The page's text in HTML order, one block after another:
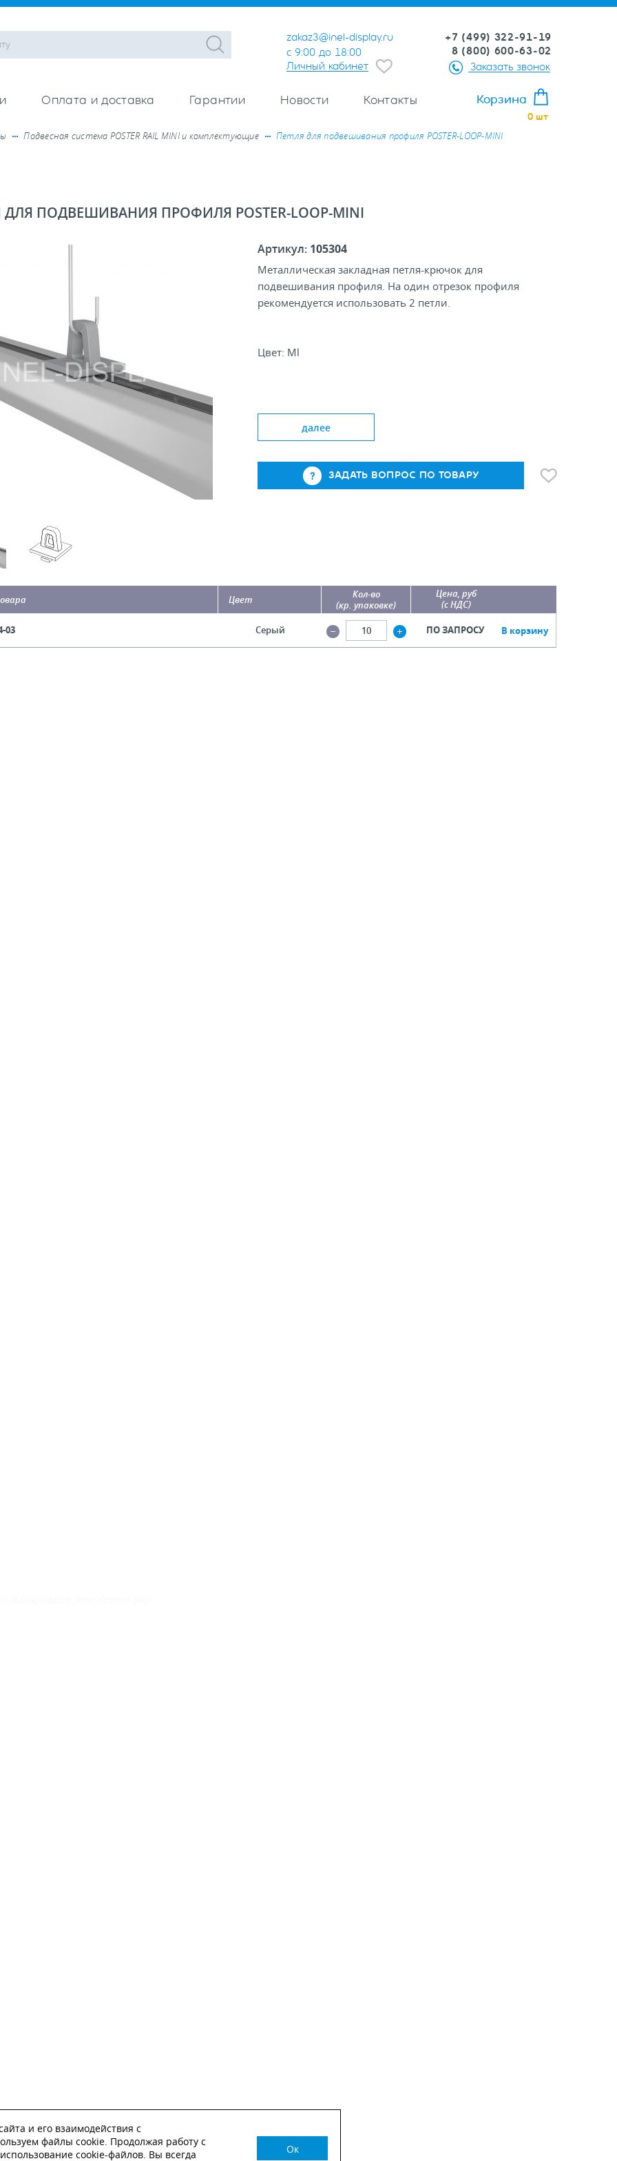
zakaz3@inel-display.ru
с 9:00 до 18:00
Личный кабинет
+7 (499) 322-91-19
8 (800) 600-63-02
Заказать звонок
Оплата и доставка Гарантии Новости Контакты Корзина
0 шт
Подвесная система POSTER RAIL MINI и комплектующие Петля для подвешивания профиля POSTER-LOOP-MINI
ДЛЯ ПОДВЕШИВАНИЯ ПРОФИЛЯ POSTER-LOOP-MINI
Артикул: 105304
Металлическая закладная петля-крючок для
подвешивания профиля. На один отрезок профиля
рекомендуется использовать 2 петли.
Цвет: Ml
далее
ЗАДАТЬ ВОПРОС ПО ТОВАРУ
Цвет
Кол-во
(кр. упаковке)
Цена, руб
(с НДС)
03 Серый ПО ЗАПРОСУ В корзину
НУЖНА КОНСУЛЬТАЦИЯ?
и его взаимодействия с
файлы cookie. Продолжая работу с
cookie-файлов. Вы всегда
Ок